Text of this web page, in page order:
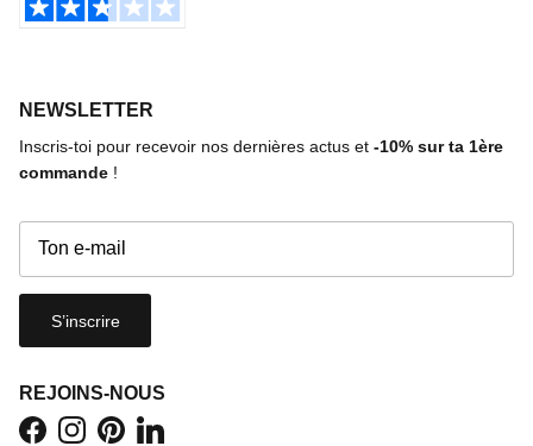
NEWSLETTER
Inscris-toi pour recevoir nos dernières actus et -10% sur ta 1ère
commande !
S’inscrire
REJOINS-NOUS
FacebookInstagram
PinterestLinkedIn